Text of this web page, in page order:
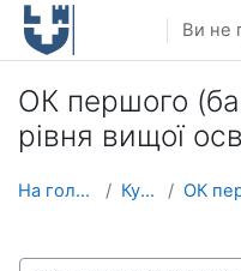
Перейти до головного
Ви не
ОК першого
рівня вищої
На головну Курси